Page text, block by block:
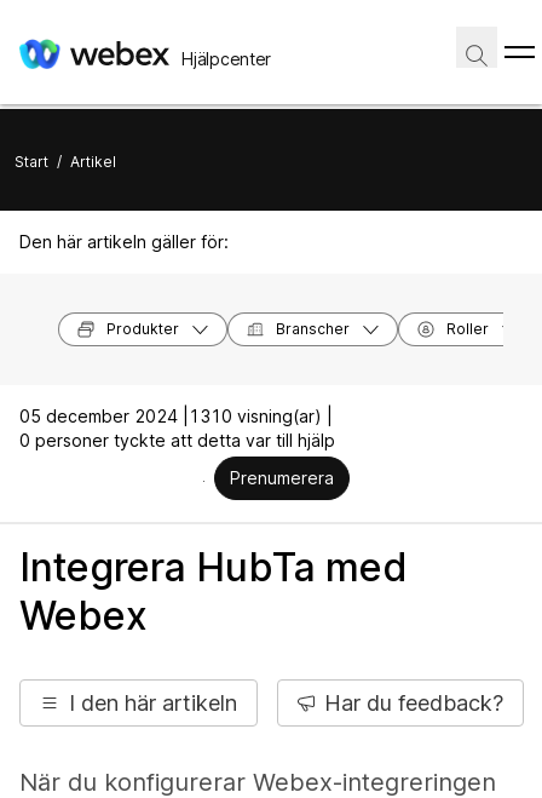
Hjälpcenter
Start / Artikel
Den här artikeln gäller för:
Produkter Branscher Roller
05 december 2024 |
1310 visning(ar) |
0 personer tyckte att detta var till hjälp
Prenumerera
Integrera HubTa med
Webex
I den här artikeln Har du feedback?
När du konfigurerar Webex-integreringen